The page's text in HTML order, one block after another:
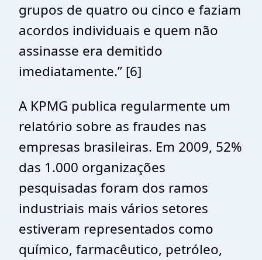
grupos de quatro ou cinco e faziam
acordos individuais e quem não
assinasse era demitido
imediatamente.” [6]
A KPMG publica regularmente um
relatório sobre as fraudes nas
empresas brasileiras. Em 2009, 52%
das 1.000 organizações
pesquisadas foram dos ramos
industriais mais vários setores
estiveram representados como
químico, farmacêutico, petróleo,